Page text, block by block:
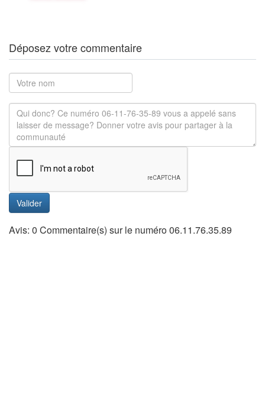
Déposez votre commentaire
Valider
Avis: 0 Commentaire(s) sur le numéro 06.11.76.35.89